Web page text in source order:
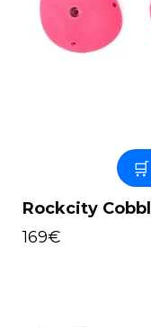
Rockcity
169€